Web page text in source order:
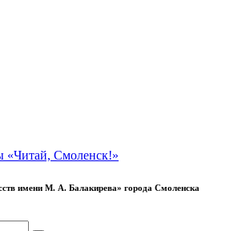
«Читай, Смоленск!»
имени М. А. Балакирева» города Смоленска